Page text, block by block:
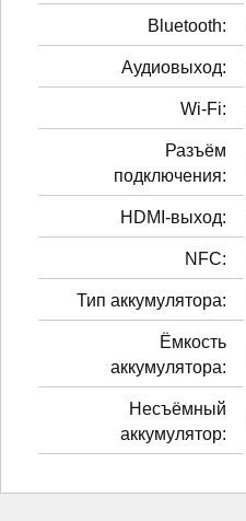
Bluetooth:
Аудиовыход:
Wi-Fi:
Разъём
подключения:
HDMI-выход:
NFC:
Тип аккумулятора:
Ёмкость
аккумулятора:
Несъёмный
аккумулятор: